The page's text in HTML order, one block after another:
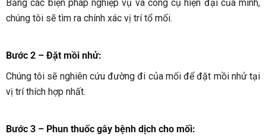
Bằng các biện pháp nghiệp vụ và công cụ hiện đại của mình,
chúng tôi sẽ tìm ra chính xác vị trí tổ mối.
Bước 2 – Đặt mồi nhử:
Chúng tôi sẽ nghiên cứu đường đi của mối để đặt mồi nhử tại
vị trí thích hợp nhất.
Bước 3 – Phun thuốc gây bệnh dịch cho mối: